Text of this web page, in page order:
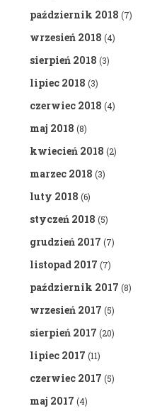
październik 2018 (7)
wrzesień 2018 (4)
sierpień 2018 (3)
lipiec 2018 (3)
czerwiec 2018 (4)
maj 2018 (8)
kwiecień 2018 (2)
marzec 2018 (3)
luty 2018 (6)
styczeń 2018 (5)
grudzień 2017 (7)
listopad 2017 (7)
październik 2017 (8)
wrzesień 2017 (5)
sierpień 2017 (20)
lipiec 2017 (11)
czerwiec 2017 (5)
maj 2017 (4)